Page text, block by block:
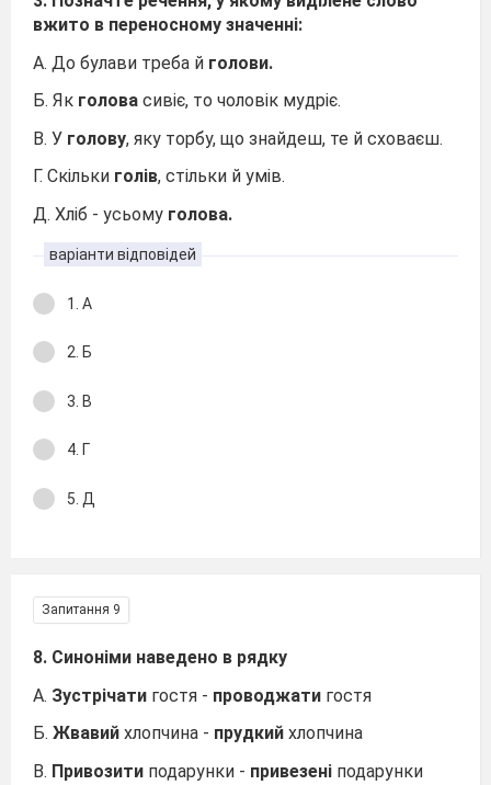
вжито в переносному значенні:
А. До булави треба й голови.
Б. Як голова сивіє, то чоловік мудріє.
В. У голову, яку торбу, що знайдеш, те й сховаєш.
Г. Скільки голів, стільки й умів.
Д. Хліб - усьому голова.
варіанти відповідей
1. А
2. Б
3. В
4. Г
5. Д
Запитання 9
8. Синоніми наведено в рядку
А. Зустрічати гостя - проводжати гостя
Б. Жвавий хлопчина - прудкий хлопчина
В. Привозити подарунки - привезені подарунки